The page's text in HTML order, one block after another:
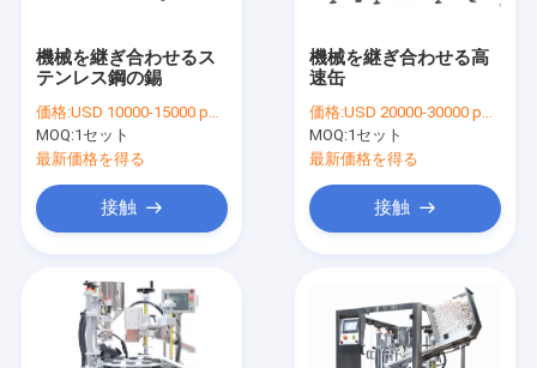
機械を継ぎ合わせるス
テンレス鋼の錫
価格:USD 10000-15000 per set
MOQ:1セット
最新価格を得る
接触
機械を継ぎ合わせる高
速缶
価格:USD 20000-30000 per set
MOQ:1セット
最新価格を得る
接触